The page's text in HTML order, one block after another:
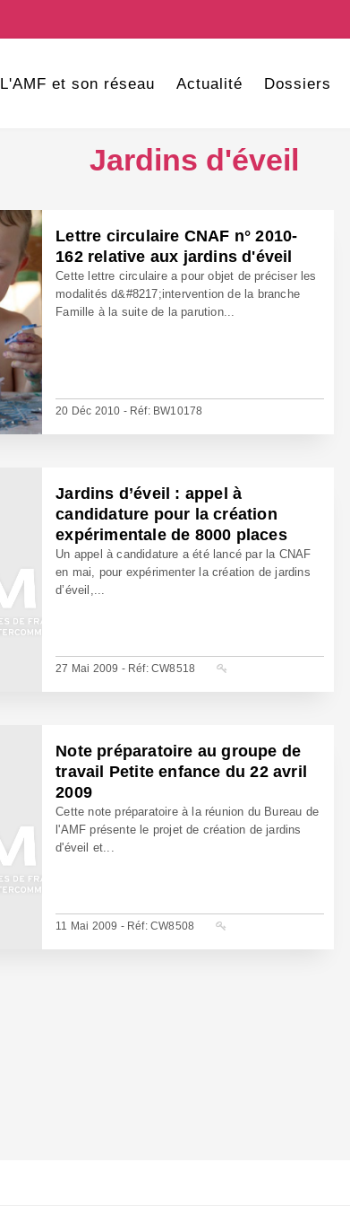
L'AMF et son réseau Actualité Dossiers
Jardins d'éveil
Lettre circulaire CNAF n° 2010-
162 relative aux jardins d'éveil
Cette lettre circulaire a pour objet de préciser les
modalités d&#8217;intervention de la branche
Famille à la suite de la parution...
20 Déc 2010 - Réf: BW10178
Jardins d’éveil : appel à
candidature pour la création
expérimentale de 8000 places
Un appel à candidature a été lancé par la CNAF
en mai, pour expérimenter la création de jardins
d’éveil,...
27 Mai 2009 - Réf: CW8518
Note préparatoire au groupe de
travail Petite enfance du 22 avril
2009
Cette note préparatoire à la réunion du Bureau de
l'AMF présente le projet de création de jardins
d'éveil et...
11 Mai 2009 - Réf: CW8508